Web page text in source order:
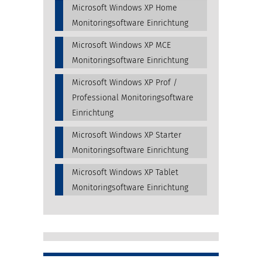
Microsoft Windows XP Home
Monitoringsoftware Einrichtung
Microsoft Windows XP MCE
Monitoringsoftware Einrichtung
Microsoft Windows XP Prof /
Professional Monitoringsoftware
Einrichtung
Microsoft Windows XP Starter
Monitoringsoftware Einrichtung
Microsoft Windows XP Tablet
Monitoringsoftware Einrichtung